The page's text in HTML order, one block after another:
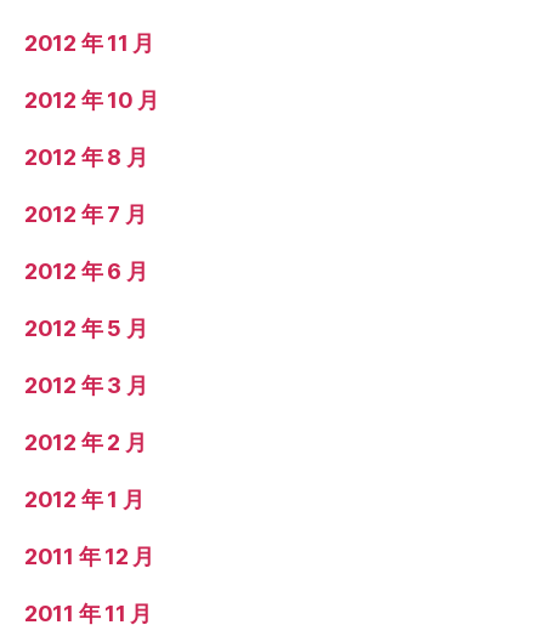
2012 年 11 月
2012 年 10 月
2012 年 8 月
2012 年 7 月
2012 年 6 月
2012 年 5 月
2012 年 3 月
2012 年 2 月
2012 年 1 月
2011 年 12 月
2011 年 11 月